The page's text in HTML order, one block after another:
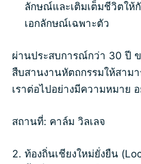
ลักษณ์และเติมเต็มชีวิตให้
เอกลักษณ์เฉพาะตัว
ผ่านประสบการณ์กว่า 30 ปี
สืบสานงานหัตถกรรมให้สาม
เราต่อไปอย่างมีความหมาย
สถานที่: คาล์ม วิลเลจ
ท้องถิ่นเชียงใหม่ยั่งยืน